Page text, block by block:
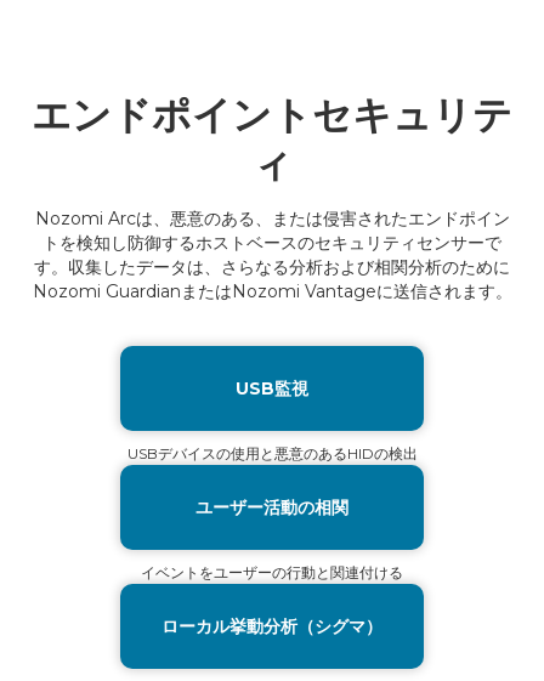
エンドポイントセキュリテ
ィ
Nozomi Arcは、悪意のある、または侵害されたエンドポイン
トを検知し防御するホストベースのセキュリティセンサーで
す。収集したデータは、さらなる分析および相関分析のために
Nozomi GuardianまたはNozomi Vantageに送信されます。
USB監視
USBデバイスの使用と悪意のあるHIDの検出
ユーザー活動の相関
イベントをユーザーの行動と関連付ける
ローカル挙動分析（シグマ）